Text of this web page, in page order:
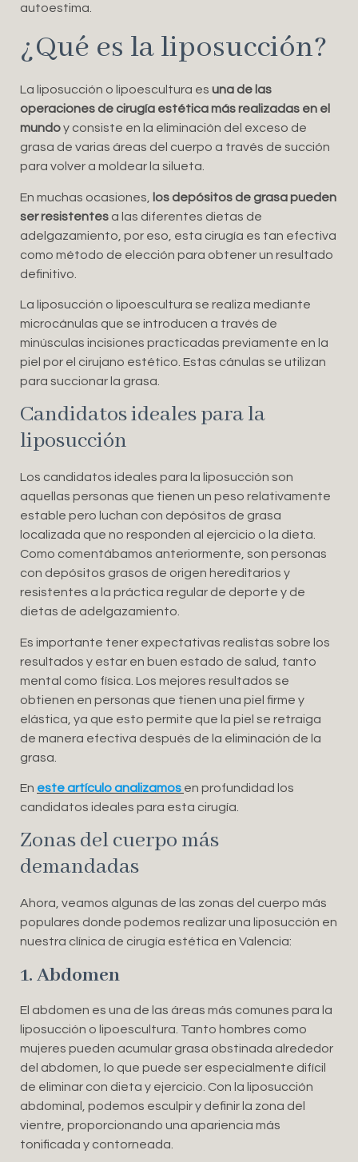
autoestima.
¿Qué es la liposucción?
La liposucción o lipoescultura es una de las
operaciones de cirugía estética más realizadas en el
mundoy consiste en la eliminación del exceso de
grasa de varias áreas del cuerpo a través de succión
para volver a moldear la silueta.
En muchas ocasiones, los depósitos de grasa pueden
ser resistentes a las diferentes dietas de
adelgazamiento, por eso, esta cirugía es tan efectiva
como método de elección para obtener un resultado
definitivo.
La liposucción o lipoescultura se realiza mediante
microcánulas que se introducen a través de
minúsculas incisiones practicadas previamente en la
piel por el cirujano estético. Estas cánulas se utilizan
para succionar la grasa.
Candidatos ideales para la
liposucción
Los candidatos ideales para la liposucción son
aquellas personas que tienen un peso relativamente
estable pero luchan con depósitos de grasa
localizada que no responden al ejercicio o la dieta.
Como comentábamos anteriormente, son personas
con depósitos grasos de origen hereditarios y
resistentes a la práctica regular de deporte y de
dietas de adelgazamiento.
Es importante tener expectativas realistas sobre los
resultados y estar en buen estado de salud, tanto
mental como física. Los mejores resultados se
obtienen en personas que tienen una piel firme y
elástica, ya que esto permite que la piel se retraiga
de manera efectiva después de la eliminación de la
grasa.
En este artículo analizamos en profundidad los
candidatos ideales para esta cirugía.
Zonas del cuerpo más
demandadas
Ahora, veamos algunas de las zonas del cuerpo más
populares donde podemos realizar una liposucción en
nuestra clínica de cirugía estética en Valencia:
1. Abdomen
El abdomen es una de las áreas más comunes para la
liposucción o lipoescultura. Tanto hombres como
mujeres pueden acumular grasa obstinada alrededor
del abdomen, lo que puede ser especialmente difícil
de eliminar con dieta y ejercicio. Con la liposucción
abdominal, podemos esculpir y definir la zona del
vientre, proporcionando una apariencia más
tonificada y contorneada.